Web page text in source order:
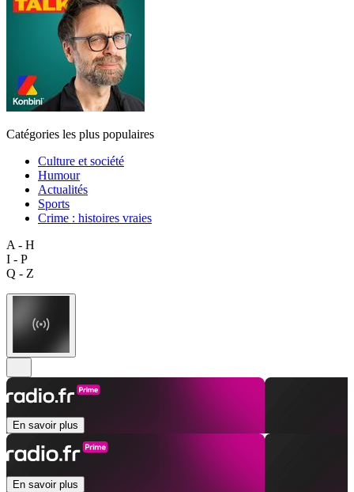
Catégories les plus populaires
Culture et société
Humour
Actualités
Sports
Crime : histoires vraies
A - H
I - P
Q - Z
En savoir plus
En savoir plus